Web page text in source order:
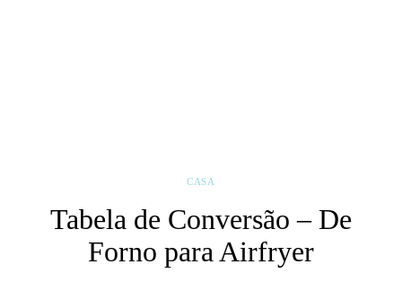
CASA
Tabela de Conversão – De
Forno para Airfryer